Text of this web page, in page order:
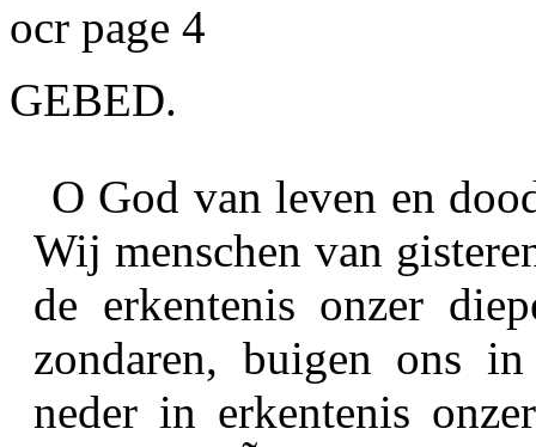
ocr page 4
GEBED.
O God van leven en
Wij menschen van
de erkentenis onzer
zondaren, buigen ons
neder in erkentenis